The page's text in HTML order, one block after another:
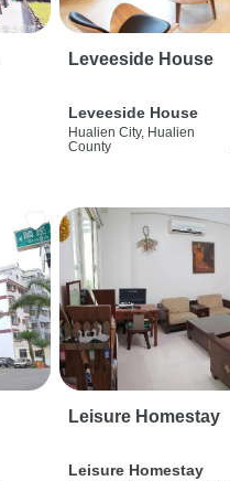
Leveeside House
Leveeside House
Hualien City, Hualien
County
Leisure Homestay
Leisure Homestay